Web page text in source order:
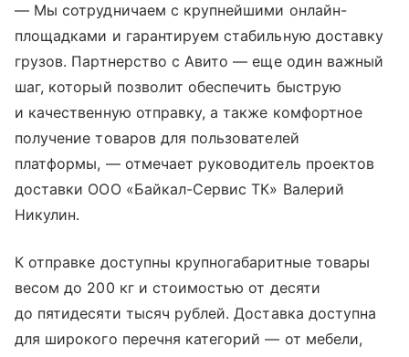
— Мы сотрудничаем с крупнейшими онлайн-
площадками и гарантируем стабильную доставку
грузов. Партнерство с Авито — еще один важный
шаг, который позволит обеспечить быструю
и качественную отправку, а также комфортное
получение товаров для пользователей
платформы, — отмечает руководитель проектов
доставки ООО «Байкал-Сервис ТК» Валерий
Никулин.
К отправке доступны крупногабаритные товары
весом до 200 кг и стоимостью от десяти
до пятидесяти тысяч рублей. Доставка доступна
для широкого перечня категорий — от мебели,